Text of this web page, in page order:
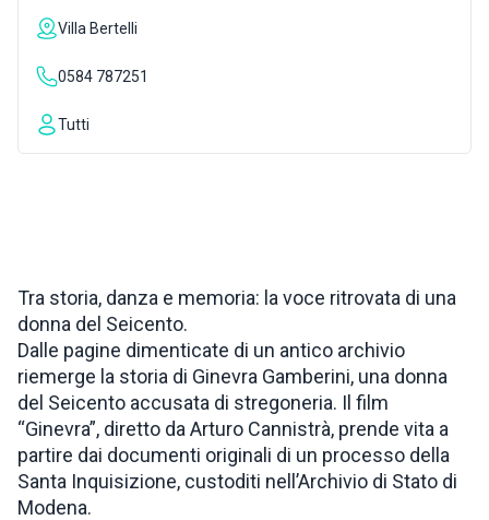
INSPIRATIONS
LIVE WEBCAM
Villa Bertelli
0584 787251
Tutti
Tra storia, danza e memoria: la voce ritrovata di una
donna del Seicento.
Dalle pagine dimenticate di un antico archivio
riemerge la storia di Ginevra Gamberini, una donna
del Seicento accusata di stregoneria. Il film
“Ginevra”, diretto da Arturo Cannistrà, prende vita a
partire dai documenti originali di un processo della
Santa Inquisizione, custoditi nell’Archivio di Stato di
Modena.